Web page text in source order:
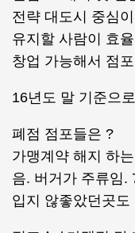
전략 대도시 중심
유지할 사람이 효
창업 가능해서 점
16년도 말 기준으
폐점 점포들은 ?
가맹계약 해지 하
음. 버거가 주류임.
입지 않좋았던곳도